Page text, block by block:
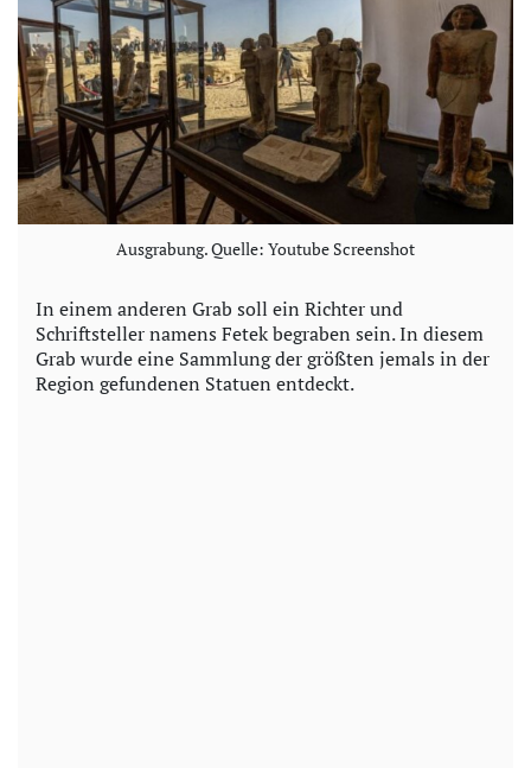
Ausgrabung. Quelle: Youtube Screenshot
In einem anderen Grab soll ein Richter und
Schriftsteller namens Fetek begraben sein. In diesem
Grab wurde eine Sammlung der größten jemals in der
Region gefundenen Statuen entdeckt.